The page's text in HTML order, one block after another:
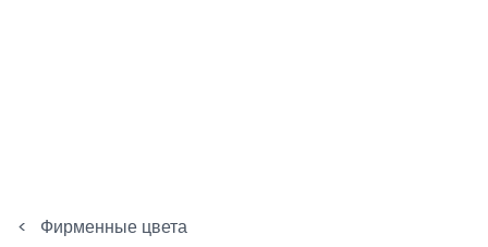
< Фирменные цвета